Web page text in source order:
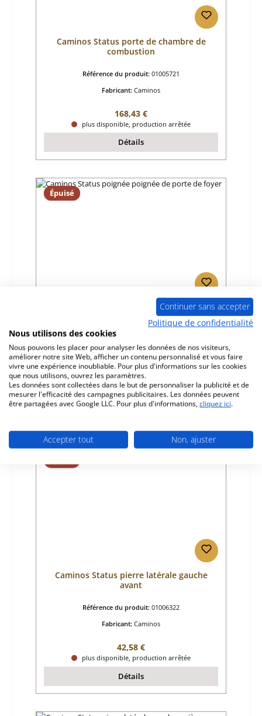
Caminos Status porte de chambre de
combustion
Référence du produit: 01005721
Fabricant: Caminos
Prix régulier :
168,43 €
plus disponible, production arrêtée
Détails
Épuisé
Caminos Status poignée poignée de porte
Fabricant:Caminos
Prix régulier :
27,29 €
plus disponible, production arrêtée
Détails
Caminos Status pierre latérale gauche
avant
Référence du produit: 01006322
Fabricant: Caminos
Prix régulier :
42,58 €
plus disponible, production arrêtée
Détails
Continuer sans accepter
Politique de confidentialité
Nous utilisons des cookies
Nous pouvons les placer pour analyser les données de nos visiteurs,
améliorer notre site Web, afficher un contenu personnalisé et vous faire
vivre une expérience inoubliable. Pour plus d'informations sur les cookies
que nous utilisons, ouvrez les paramètres.
Les données sont collectées dans le but de personnaliser la publicité et de
mesurer l'efficacité des campagnes publicitaires. Les données peuvent
être partagées avec Google LLC. Pour plus d'informations, cliquez ici.
Accepter tout Non, ajuster